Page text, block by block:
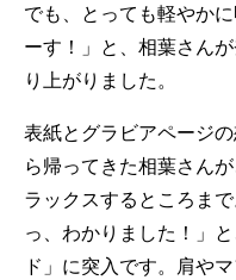
でも、とっても軽やか
ーす！」と、相葉さん
り上がりました。
表紙とグラビアページ
ら帰ってきた相葉さん
ラックスするところま
っ、わかりました！」
ド」に突入です。肩や